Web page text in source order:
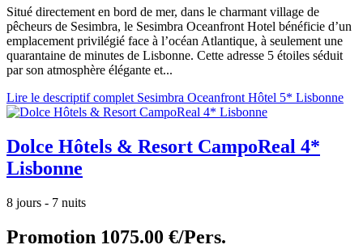
Situé directement en bord de mer, dans le charmant village de
pêcheurs de Sesimbra, le Sesimbra Oceanfront Hotel bénéficie d’un
emplacement privilégié face à l’océan Atlantique, à seulement une
quarantaine de minutes de Lisbonne. Cette adresse 5 étoiles séduit
par son atmosphère élégante et...
Lire le descriptif complet Sesimbra Oceanfront Hôtel 5* Lisbonne
Dolce Hôtels & Resort CampoReal 4*
Lisbonne
8 jours - 7 nuits
Promotion 1075.00 €/Pers.